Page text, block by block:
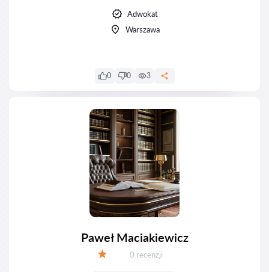
Adwokat
Warszawa
0 0 3
Paweł Maciakiewicz
Recenzji:
0 recenzji